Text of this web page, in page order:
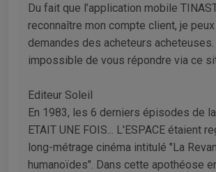
Du fait que l’application mobile
reconnaître mon compte client, je
demandes des acheteurs acheteuses.
impossible de vous répondre via ce
Editeur Soleil
En 1983, les 6 derniers épisodes de
ETAIT UNE FOIS... L'ESPACE étaient
long-métrage cinéma intitulé "La
humanoïdes". Dans cette apothéose